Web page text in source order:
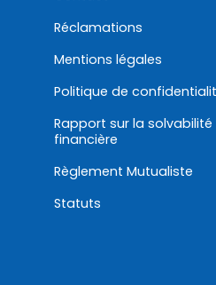
Réclamations
Mentions légales
Politique de
Rapport sur la
financière
Règlement Mutualiste
Statuts